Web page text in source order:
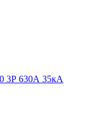
3Р 630А 35кА